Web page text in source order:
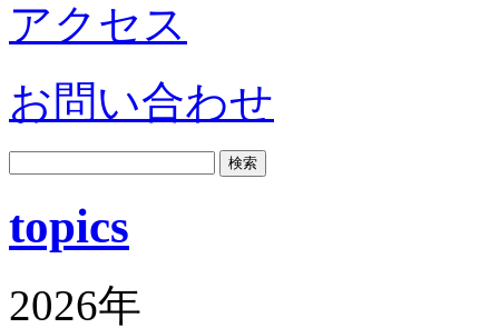
アクセス
お問い合わせ
topics
2026年